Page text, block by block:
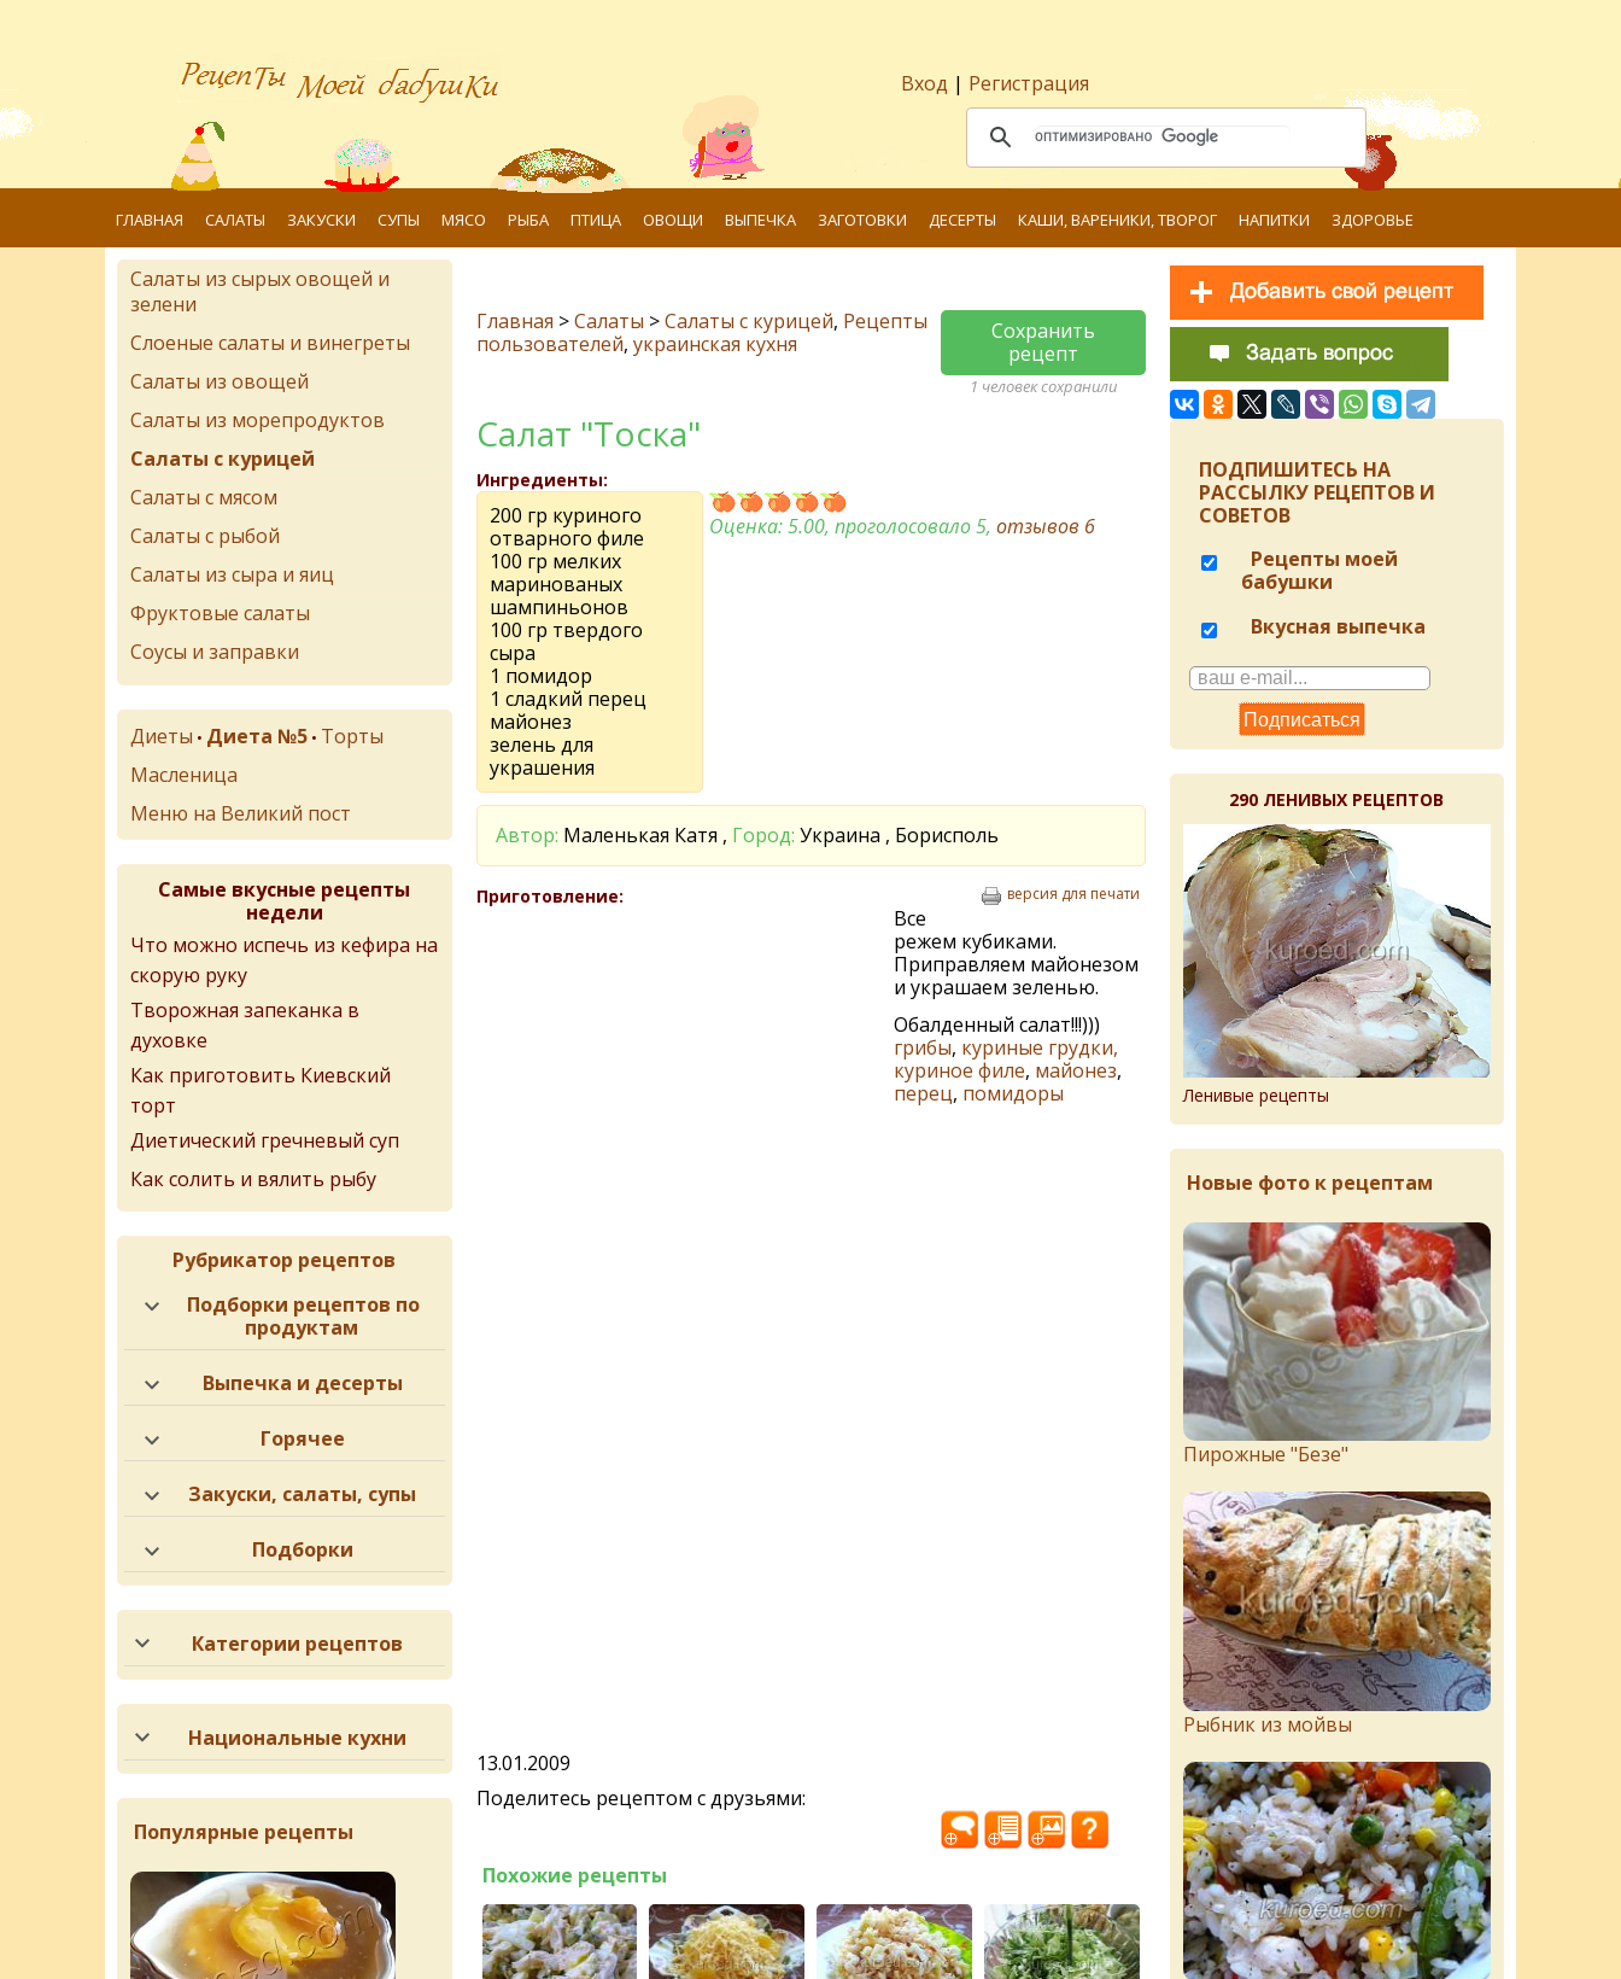
Вход | Регистрация
ГЛАВНАЯ САЛАТЫ ЗАКУСКИ СУПЫ МЯСО РЫБА ПТИЦА ОВОЩИ ВЫПЕЧКА ЗАГОТОВКИ ДЕСЕРТЫ КАШИ, ВАРЕНИКИ, ТВОРОГ НАПИТКИ ЗДОРОВЬЕ
Главная >Салаты >Салаты с курицей, Рецепты
пользователей, украинская кухня
Сохранить
рецепт
1 человек сохранили
Cалат "Тоска"
Ингредиенты:
200 гр куриного
отварного филе
100 гр мелких
маринованых
шампиньонов
100 гр твердого
сыра
1 помидор
1 сладкий перец
майонез
зелень для
украшения
Оценка:5.00, проголосовало 5,отзывов 6
Автор: Маленькая Катя , Город: Украина , Борисполь
Приготовление: версия для печати
Все
режем кубиками.
Приправляем майонезом
и украшаем зеленью.
Обалденный салат!!!)))
грибы, куриные грудки,
куриное филе, майонез,
перец, помидоры
13.01.2009
Поделитесь рецептом с друзьями:
Похожие рецепты
Салаты из сырых овощей и
зелени
Слоеные салаты и винегреты
Салаты из овощей
Салаты из морепродуктов
Салаты с курицей
Салаты с мясом
Салаты с рыбой
Салаты из сыра и яиц
Фруктовые салаты
Соусы и заправки
Диеты • Диета №5 • Торты
Масленица
Меню на Великий пост
Самые вкусные рецепты
недели
Что можно испечь из кефира на
скорую руку
Творожная запеканка в
духовке
Как приготовить Киевский
торт
Диетический гречневый суп
Как солить и вялить рыбу
Рубрикатор рецептов
Подборки рецептов по
продуктам
Выпечка и десерты
Горячее
Закуски, салаты, супы
Подборки
Категории рецептов
Национальные кухни
Популярные рецепты
ПОДПИШИТЕСЬ НА
РАССЫЛКУ РЕЦЕПТОВ И
СОВЕТОВ
Рецепты моей
бабушки
Вкусная выпечка
290 ЛЕНИВЫХ РЕЦЕПТОВ
Ленивые рецепты
Новые фото к рецептам
Пирожныe "Бeзe"
Рыбник из мойвы